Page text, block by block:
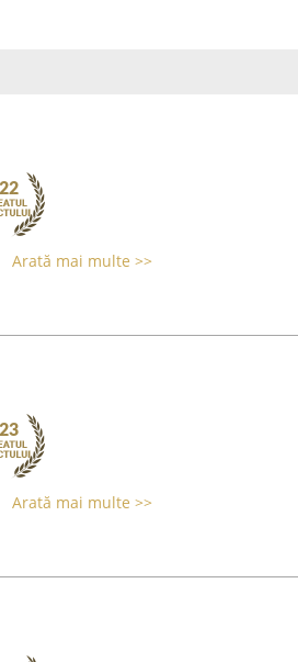
Arată mai multe >>
Arată mai multe >>